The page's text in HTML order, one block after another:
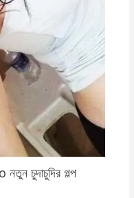
চুদাচুদির গল্প